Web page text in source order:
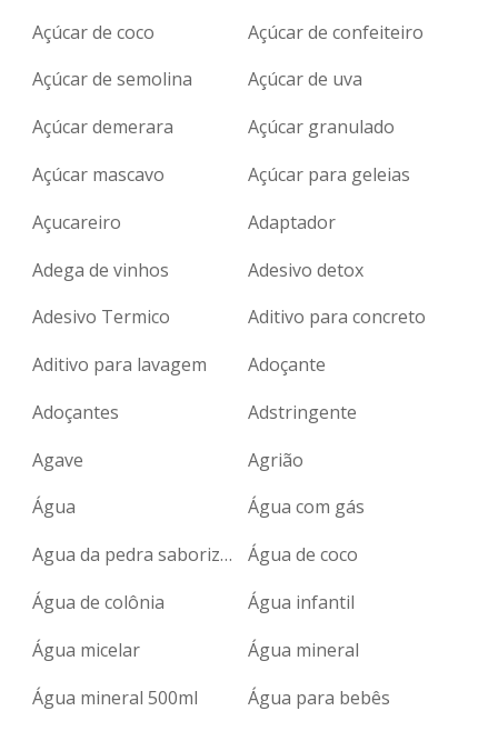
Açúcar de coco
Açúcar de confeiteiro
Açúcar de semolina
Açúcar de uva
Açúcar demerara
Açúcar granulado
Açúcar mascavo
Açúcar para geleias
Açucareiro
Adaptador
Adega de vinhos
Adesivo detox
Adesivo Termico
Aditivo para concreto
Aditivo para lavagem
Adoçante
Adoçantes
Adstringente
Agave
Agrião
Água
Água com gás
Agua da pedra saborizada
Água de coco
Água de colônia
Água infantil
Água micelar
Água mineral
Água mineral 500ml
Água para bebês